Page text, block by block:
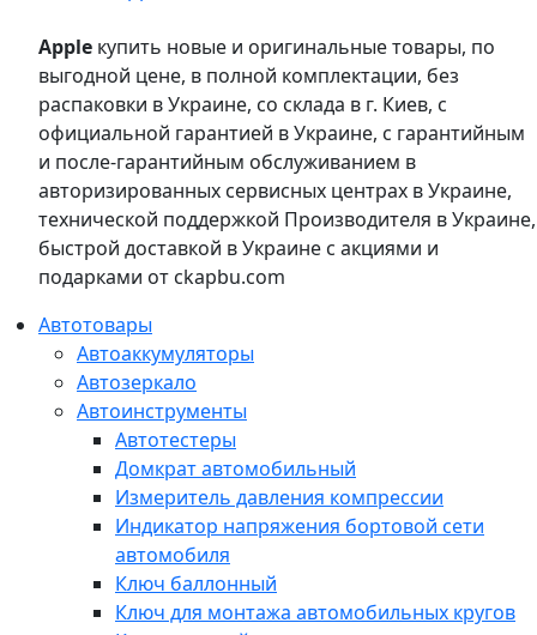
Apple купить новые и оригинальные товары, по
выгодной цене, в полной комплектации, без
распаковки в Украине, со склада в г. Киев, с
официальной гарантией в Украине, с гарантийным
и после-гарантийным обслуживанием в
авторизированных сервисных центрах в Украине,
технической поддержкой Производителя в Украине,
быстрой доставкой в Украине с акциями и
подарками от ckapbu.com
Автотовары
Автоаккумуляторы
Автозеркало
Автоинструменты
Автотестеры
Домкрат автомобильный
Измеритель давления компрессии
Индикатор напряжения бортовой сети
автомобиля
Ключ баллонный
Ключ для монтажа автомобильных кругов